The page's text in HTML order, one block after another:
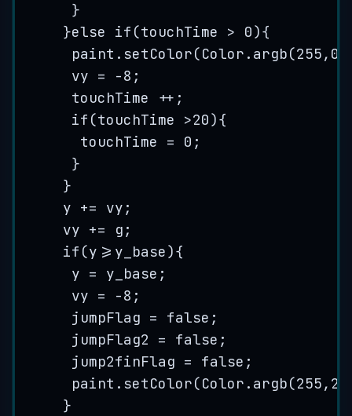
}
}else if (touchTime > 0){
paint . setColor(Color . argb(255, 0
vy = -8 ;
touchTime ++ ;
if (touchTime >20){
touchTime = 0 ;
}
}
y += vy;
vy += g;
if (y >= y_base){
y = y_base;
vy = -8 ;
jumpFlag = false ;
jumpFlag2 = false ;
jump2finFlag = false ;
paint . setColor(Color . argb(255,
}